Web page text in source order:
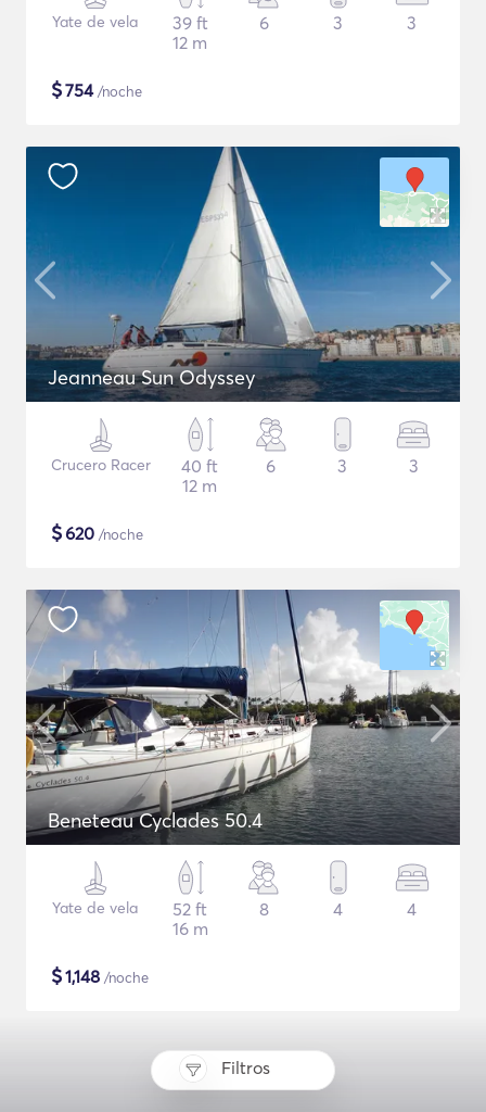
Filtros
Yate de vela
39 ft
12 m
6 3 3
$754/noche
Jeanneau Sun Odyssey
Crucero Racer
40 ft
12 m
6 3 3
$620 /noche
Beneteau Cyclades 50.4
Yate de vela
52 ft
16 m
8 4 4
$1,148 /noche